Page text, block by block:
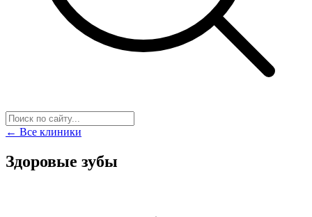
← Все клиники
Здоровые зубы